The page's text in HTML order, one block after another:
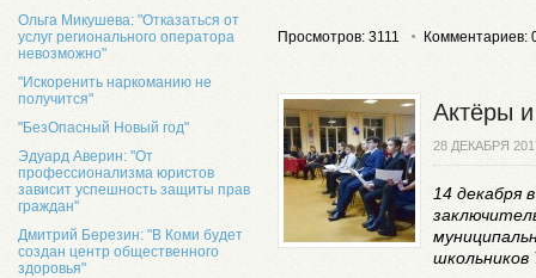
Ольга Микушева: "Отказаться от
услуг регионального оператора
невозможно"
"Искоренить наркоманию не
получится"
"БезОпасный Новый год"
Эдуард Аверин: "От
профессионализма юристов
зависит успешность защиты прав
граждан"
Дмитрий Березин: "В Коми будет
создан центр общественного
здоровья"
Просмотров: 3111 Комментариев:
Актёры
28 ДЕКАБРЯ
14 декабря
школьников